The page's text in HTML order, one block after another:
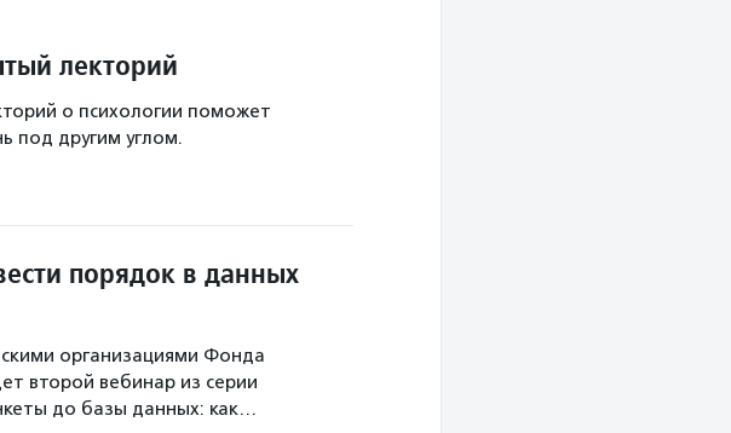
лекторий
о психологии поможет
под другим углом.
порядок в данных
организациями Фонда
второй вебинар из серии
до базы данных: как…